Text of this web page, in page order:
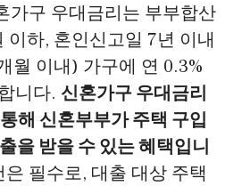
가구 우대금리는 부부합산
이하, 혼인신고일 7년 이내
월 이내) 가구에 연 0.3%
니다. 신혼가구 우대금리
해 신혼부부가 주택 구입
을 받을 수 있는 혜택입니
필수로, 대출 대상 주택